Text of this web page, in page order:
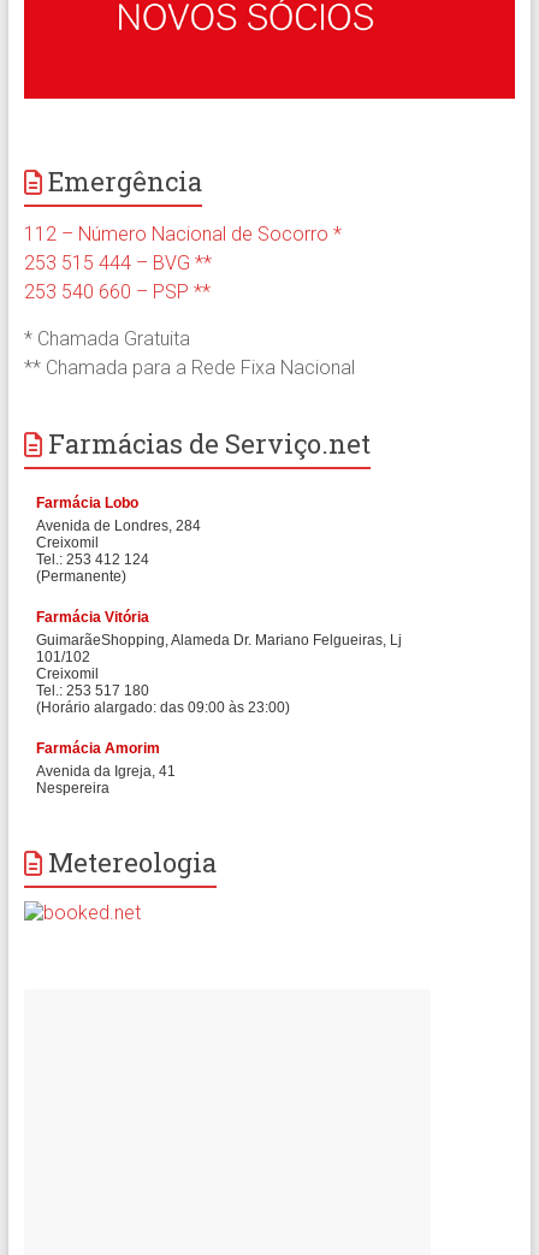
Emergência
112 – Número Nacional de Socorro *
253 515 444 – BVG **
253 540 660 – PSP **
* Chamada Gratuita
** Chamada para a Rede Fixa Nacional
Farmácias de Serviço.net
Metereologia